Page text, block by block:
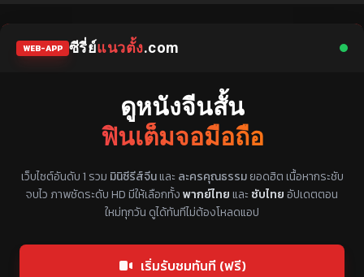
WEB-APP ซีรี่ย์แนวตั้ง.com
ดูหนังจีนสั้น
ฟินเต็มจอมือถือ
แหล่งรวมซีรี่ย์จีนแนวตั้ง พากย์ไทย ซับไทย
เว็บไซต์อันดับ 1 รวม มินิซีรีส์จีนและ ละครคุณธรรมยอดฮิต เนื้อหากระชับ
จบไว ภาพชัดระดับ HD มีให้เลือกทั้งพากย์ไทยและ ซับไทยอัปเดตตอน
ใหม่ทุกวัน ดูได้ทันทีไม่ต้องโหลดแอป
เริ่มรับชมทันที (ฟรี)